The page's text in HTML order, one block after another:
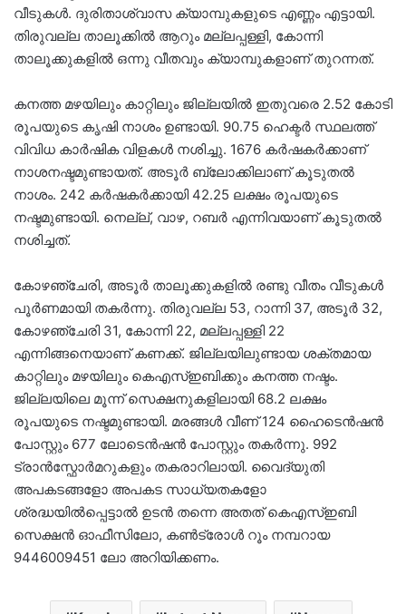
വീടുകൾ. ദുരിതാശ്വാസ ക്യാമ്പുകളുടെ എണ്ണം എട്ടായി.
തിരുവല്ല താലൂക്കിൽ ആറും മല്ലപ്പള്ളി, കോന്നി
താലൂക്കുകളിൽ ഒന്നു വീതവും ക്യാമ്പുകളാണ് തുറന്നത്.
കനത്ത മഴയിലും കാറ്റിലും ജില്ലയിൽ ഇതുവരെ 2.52 കോടി
രൂപയുടെ കൃഷി നാശം ഉണ്ടായി. 90.75 ഹെക്ടർ സ്ഥലത്ത്
വിവിധ കാർഷിക വിളകൾ നശിച്ചു. 1676 കർഷകർക്കാണ്
നാശനഷ്ടമുണ്ടായത്. അടൂർ ബ്ലോക്കിലാണ് കൂടുതൽ
നാശം. 242 കർഷകർക്കായി 42.25 ലക്ഷം രൂപയുടെ
നഷ്ടമുണ്ടായി. നെല്ല്, വാഴ, റബർ എന്നിവയാണ് കൂടുതൽ
നശിച്ചത്.
കോഴഞ്ചേരി, അടൂർ താലൂക്കുകളിൽ രണ്ടു വീതം വീടുകൾ
പൂർണമായി തകർന്നു. തിരുവല്ല 53, റാന്നി 37, അടൂർ 32,
കോഴഞ്ചേരി 31, കോന്നി 22, മല്ലപ്പള്ളി 22
എന്നിങ്ങനെയാണ് കണക്ക്. ജില്ലയിലുണ്ടായ ശക്തമായ
കാറ്റിലും മഴയിലും കെഎസ്ഇബിക്കും കനത്ത നഷ്ടം.
ജില്ലയിലെ മൂന്ന് സെക്ഷനുകളിലായി 68.2 ലക്ഷം
രൂപയുടെ നഷ്ടമുണ്ടായി. മരങ്ങൾ വീണ് 124 ഹൈടെൻഷൻ
പോസ്റ്റും 677 ലോടെൻഷൻ പോസ്റ്റും തകർന്നു. 992
ട്രാൻസ്ഫോർമറുകളും തകരാറിലായി. വൈദ്യുതി
അപകടങ്ങളോ അപകട സാധ്യതകളോ
ശ്രദ്ധയിൽപ്പെട്ടാൽ ഉടൻ തന്നെ അതത് കെഎസ്ഇബി
സെക്ഷൻ ഓഫീസിലോ, കൺട്രോൾ റൂം നമ്പറായ
9446009451 ലോ അറിയിക്കണം.